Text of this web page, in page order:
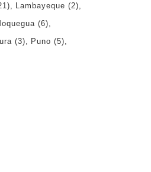
Lambayeque (2)
(6)
(3) Puno (5)